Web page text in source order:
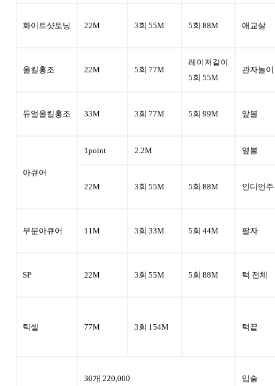
스킨부스터
커뮤니티
온라인상담
공지사항
화이트샷토닝 22M 3회 55M 5회 88M 애교살
올킬홍조 22M 5회 77M
레이저같이
5회 55M
관자놀이
듀얼올킬홍조 33M 3회 77M 5회 99M 앞볼
아큐어
1point 2.2M 옆볼
22M 3회 55M 5회 88M 인디언
부분아큐어 11M 3회 33M 5회 44M 팔자
SP 22M 3회 55M 5회 88M 턱 전체
틱셀 77M 3회 154M 턱끝
30개 220,000 입술